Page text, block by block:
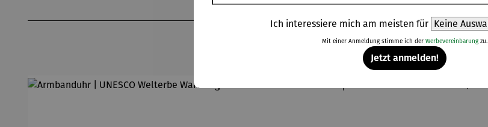
Weitere Produkte
Ich interessiere mich am meisten für
Mit einer Anmeldung stimme ich der Werbevereinbarungzu.
Jetzt anmelden!